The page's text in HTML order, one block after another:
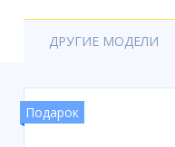
ДРУГИЕ МОДЕЛИ
Подарок